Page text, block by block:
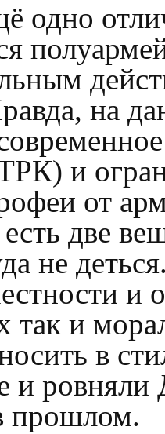
одно
на
и
от
есть две
не
и
так и
в
и
прошлом.